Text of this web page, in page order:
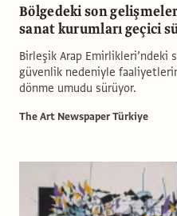
Bölgedeki son
sanat kurumları geçici
Birleşik Arap Emirlikleri’ndeki
güvenlik nedeniyle
dönme umudu sürüyor.
The Art Newspaper Türkiye